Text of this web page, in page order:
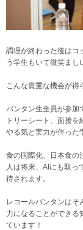
調理が終わった後はコ
う学生もいて微笑まし
こんな貴重な機会が得
バンタン生全員が参加
トリーシート、面接
やる気と実力が伴った
食の国際化、日本食の
人は将来、AIにも取っ
待されます。
レコールバンタンはそ
力になることができる
ています！